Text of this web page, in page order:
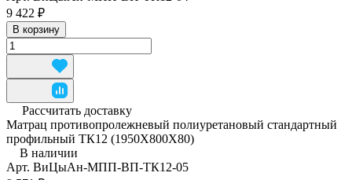
9 422 ₽
В корзину
Рассчитать доставку
Матрац противопролежневый полиуретановый стандартный
профильный ТК12 (1950Х800Х80)
В наличии
Арт. ВиЦыАн-МПП-ВП-ТК12-05